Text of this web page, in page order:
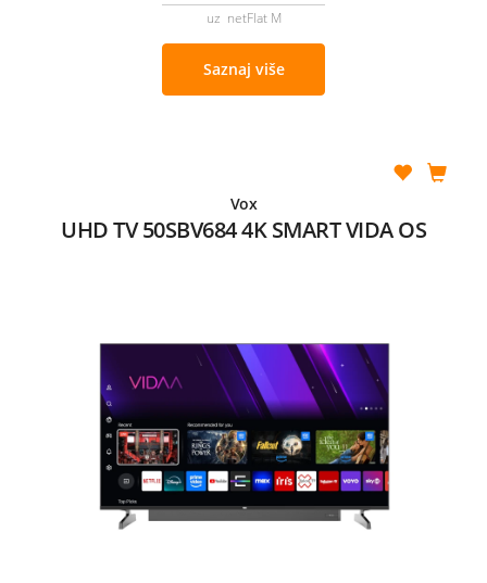
uz netFlat M
Saznaj više
Vox
UHD TV 50SBV684 4K SMART VIDA OS